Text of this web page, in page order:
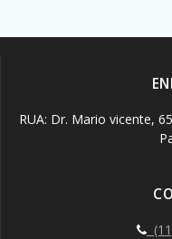
RUA: Dr. Mario vicente,